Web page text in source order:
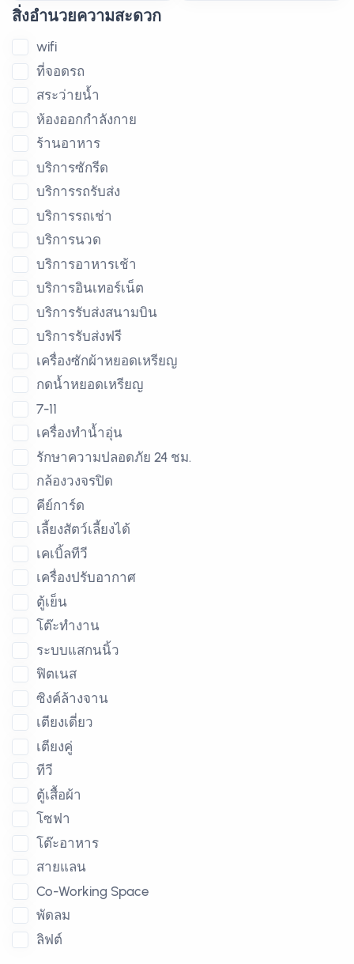
สิ่งอำนวยความสะดวก
wifi
ที่จอดรถ
สระว่ายน้ำ
ห้องออกกำลังกาย
ร้านอาหาร
บริการซักรีด
บริการรถรับส่ง
บริการรถเช่า
บริการนวด
บริการอาหารเช้า
บริการอินเทอร์เน็ต
บริการรับส่งสนามบิน
บริการรับส่งฟรี
เครื่องซักผ้าหยอดเหรียญ
กดน้ำหยอดเหรียญ
7-11
เครื่องทำน้ำอุ่น
รักษาความปลอดภัย 24 ชม.
กล้องวงจรปิด
คีย์การ์ด
เลี้ยงสัตว์เลี้ยงได้
เคเบิ้ลทีวี
เครื่องปรับอากาศ
ตู้เย็น
โต๊ะทำงาน
ระบบแสกนนิ้ว
ฟิตเนส
ซิงค์ล้างจาน
เตียงเดี่ยว
เตียงคู่
ทีวี
ตู้เสื้อผ้า
โซฟา
โต๊ะอาหาร
สายแลน
Co-Working Space
พัดลม
ลิฟต์